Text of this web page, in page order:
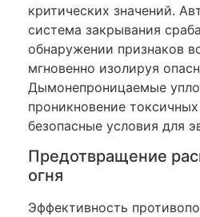
критических значений.
система закрывания
обнаружении признаков
мгновенно изолируя
Дымонепроницаемые
проникновение токсичных
безопасные условия для
Предотвращение
огня
Эффективность